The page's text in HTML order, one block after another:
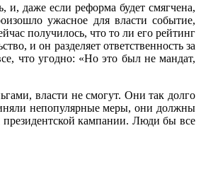
даже если реформа будет смягчена,
ужасное для власти событие,
получилось, что то ли его рейтинг
и он разделяет ответственность за
что угодно: «Но это был не мандат,
власти не смогут. Они так долго
непопулярные меры, они должны
президентской кампании. Люди бы все